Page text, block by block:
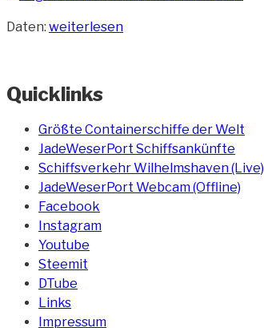
Daten: „Segelschiff
Humboldt“
weiterlesen
Quicklinks
Größte Containerschiffe der Welt
JadeWeserPort Schiffsankünfte
Schiffsverkehr Wilhelmshaven (Live)
JadeWeserPort Webcam (Offline)
Facebook
Instagram
Youtube
Steemit
DTube
Links
Impressum